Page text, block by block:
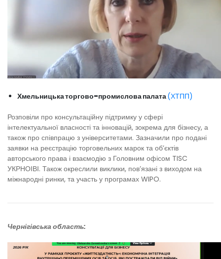
Хмельницька торгово-промислова палата(ХТПП)
Розповіли про консультаційну підтримку у сфері
інтелектуальної власності та інновацій, зокрема для бізнесу, а
також про співпрацю з університетами. Зазначили про подані
заявки на реєстрацію торговельних марок та об’єктів
авторського права і взаємодію з Головним офісом TISC
УКРНОІВІ. Також окреслили виклики, пов’язані з виходом на
міжнародні ринки, та участь у програмах WIPO.
Чернігівська область: